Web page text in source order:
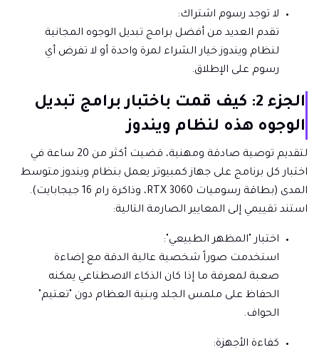
لا توجد رسوم اشتراك:
تقدم العديد من أفضل برامج تبديل الوجوه المجانية
لنظام ويندوز خيار الشراء لمرة واحدة أو لا تفرض أي
رسوم على الإطلاق.
الجزء 2: كيف قمت باختبار برامج تبديل
الوجوه هذه لنظام ويندوز
لتقديم توصية صادقة ومهنية، قضيت أكثر من 20 ساعة في
اختبار كل برنامج على جهاز كمبيوتر يعمل بنظام ويندوز متوسط
المدى (بطاقة رسوميات RTX 3060، وذاكرة رام 16 جيجابايت).
استند تقييمي إلى المعايير الصارمة التالية:
اختبار "المظهر الطبيعي":
استخدمت صوراً شخصية عالية الدقة مع إضاءة
صعبة لمعرفة ما إذا كان الذكاء الاصطناعي يمكنه
الحفاظ على ملمس الجلد وبنية العظام دون "تعتيم"
الحواف.
كفاءة الأجهزة: